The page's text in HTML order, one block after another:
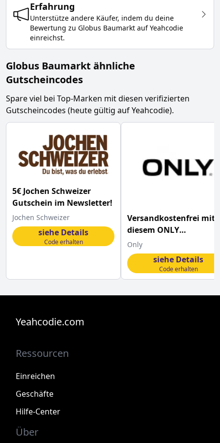
Erfahrung
Unterstütze andere Käufer, indem du deine
Bewertung zu Globus Baumarkt auf Yeahcodie
einreichst.
Globus Baumarkt ähnliche
Gutscheincodes
Spare viel bei Top-Marken mit diesen verifizierten
Gutscheincodes (heute gültig auf Yeahcodie).
5€ Jochen Schweizer
Gutschein im Newsletter!
Jochen Schweizer
siehe Details
Code erhalten
Versandkostenfrei mit
diesem ONLY
Gutscheincode
Only
siehe Details
Code erhalten
Yeahcodie.com
Ressourcen
Einreichen
Geschäfte
Hilfe-Center
Über